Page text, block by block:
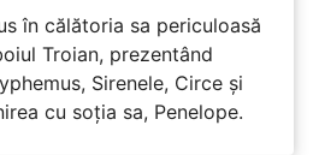
în călătoria sa periculoasă
Troian, prezentând
Sirenele, Circe și
cu soția sa, Penelope.